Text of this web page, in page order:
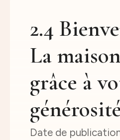
2.4
La
grâce à
générosité